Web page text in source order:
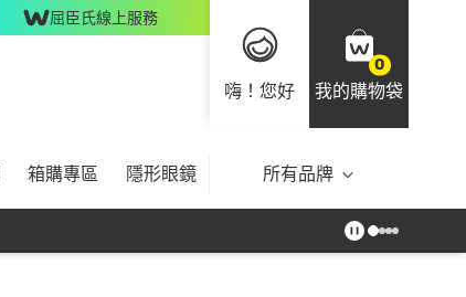
屈臣氏線上服務
嗨！您好
0
我的購物袋
箱購專區 隱形眼鏡 所有品牌